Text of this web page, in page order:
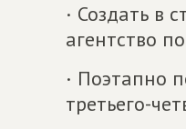
· Создать в
агентство
· Поэтапно
третьего-